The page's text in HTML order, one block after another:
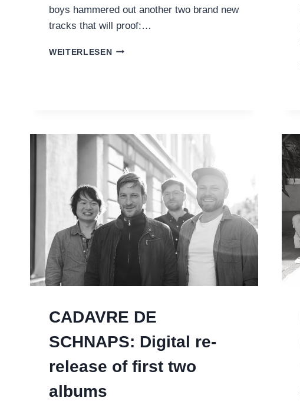
boys hammered out another two brand new
tracks that will proof:…
WEITERLESENPOISONED
CADAVRE DE
SCHNAPS: Digital re-
release of first two
albums